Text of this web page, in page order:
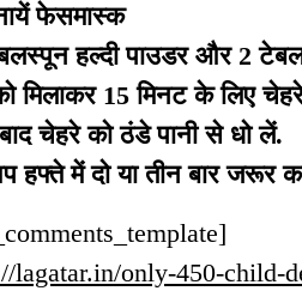
फेसमास्क
हल्दी पाउडर और 2
मिलाकर 15 मिनट के लिए
चेहरे को ठंडे पानी से धो लें.
हफ्ते में दो या तीन बार जरूर
lagatar.in/only-450-child-